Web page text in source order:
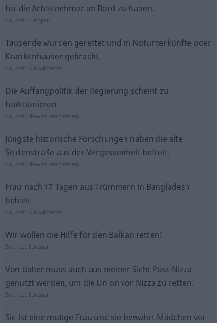
für die Arbeitnehmer an Bord zu haben.
Source: Europarl
Tausende wurden gerettet und in Notunterkünfte oder
Krankenhäuser gebracht.
Source: GlobalVoices
Die Auffangpolitik der Regierung scheint zu
funktionieren.
Source: News-Commentary
Jüngste historische Forschungen haben die alte
Seidenstraße aus der Vergessenheit befreit.
Source: News-Commentary
Frau nach 17 Tagen aus Trümmern in Bangladesh
befreit
Source: GlobalVoices
Wir wollen die Hilfe für den Balkan retten!
Source: Europarl
Von daher muss auch aus meiner Sicht Post-Nizza
genutzt werden, um die Union vor Nizza zu retten.
Source: Europarl
Sie ist eine mutige Frau und sie bewahrt Mädchen vor